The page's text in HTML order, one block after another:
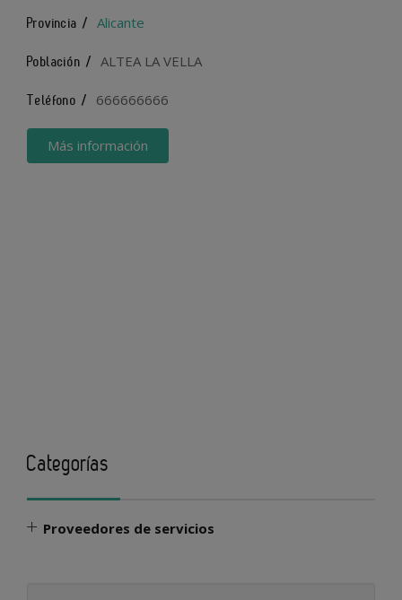
Provincia / Alicante
Población / ALTEA LA VELLA
Teléfono / 666666666
Más información
Categorías
Proveedores de servicios